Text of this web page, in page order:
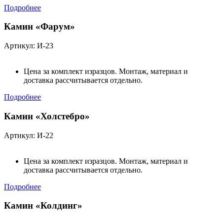
Подробнее
Камин «Фарум»
Артикул: И-23
Цена за комплект изразцов. Монтаж, материал и
доставка рассчитывается отдельно.
Подробнее
Камин «Холстебро»
Артикул: И-22
Цена за комплект изразцов. Монтаж, материал и
доставка рассчитывается отдельно.
Подробнее
Камин «Колдинг»